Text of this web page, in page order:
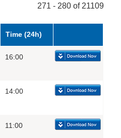
271 - 280 of 21109
Time (24h)
16:00
14:00
11:00